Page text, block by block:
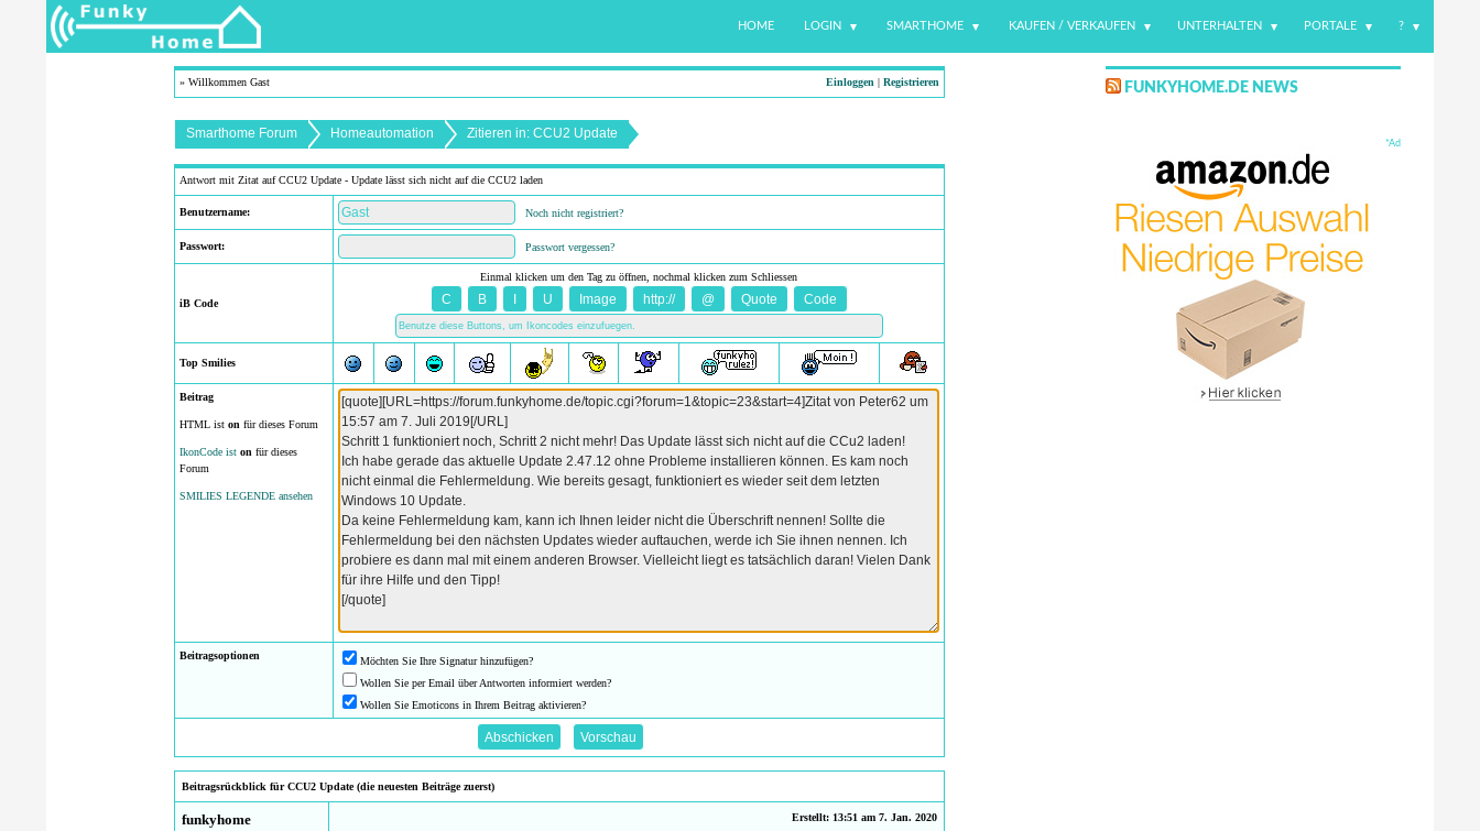
HOME LOGIN SMARTHOME KAUFEN / VERKAUFEN UNTERHALTEN PORTALE ?
» Willkommen Gast Einloggen |Registrieren
Smarthome Forum Homeautomation Zitieren in: CCU2 Update
Antwort mit Zitat auf CCU2 Update - Update lässt sich nicht auf die CCU2 laden
Benutzername: Noch nicht registriert?
Passwort: Passwort vergessen?
iB Code
Einmal klicken um den Tag zu öffnen, nochmal klicken zum Schliessen
Top Smilies
Beitrag
HTML iston für dieses Forum
IkonCode ist on für dieses
Forum
SMILIES LEGENDE ansehen
Beitragsoptionen
Möchten Sie Ihre Signatur hinzufügen?
Wollen Sie per Email über Antworten informiert werden?
Wollen Sie Emoticons in Ihrem Beitrag aktivieren?
Beitragsrückblick für CCU2 Update (die neuesten Beiträge zuerst)
funkyhome Erstellt: 13:51 am 7. Jan. 2020
FUNKYHOME.DE NEWS
*Ad